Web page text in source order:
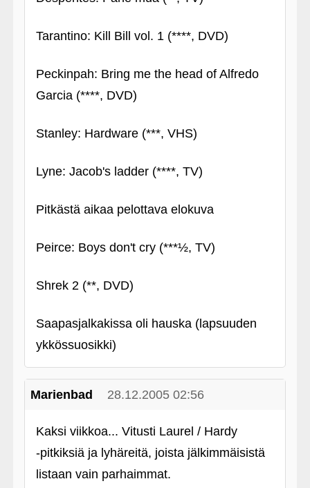
Tarantino: Kill Bill vol. 1 (****, DVD)
Peckinpah: Bring me the head of Alfredo
Garcia (****, DVD)
Stanley: Hardware (***, VHS)
Lyne: Jacob's ladder (****, TV)
Pitkästä aikaa pelottava elokuva
Peirce: Boys don't cry (***½, TV)
Shrek 2 (**, DVD)
Saapasjalkakissa oli hauska (lapsuuden
ykkössuosikki)
Marienbad 28.12.2005 02:56
Kaksi viikkoa... Vitusti Laurel / Hardy
‑pitkiksiä ja lyhäreitä, joista jälkimmäisistä
listaan vain parhaimmat.